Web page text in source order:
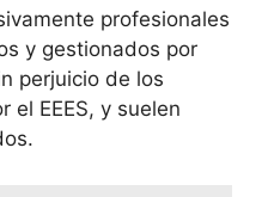
profesionales
y gestionados por
perjuicio de los
el EEES, y suelen